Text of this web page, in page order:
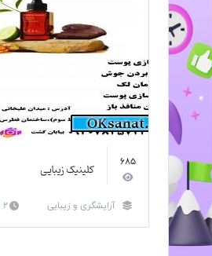
685 کلینیک زیبایی
آرایشگری و زیبایی 2 سال پیش